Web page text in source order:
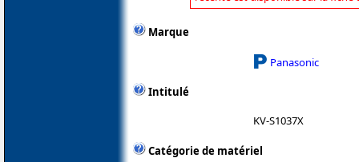
Marque
Panasonic
Intitulé
KV-S1037X
Catégorie de matériel